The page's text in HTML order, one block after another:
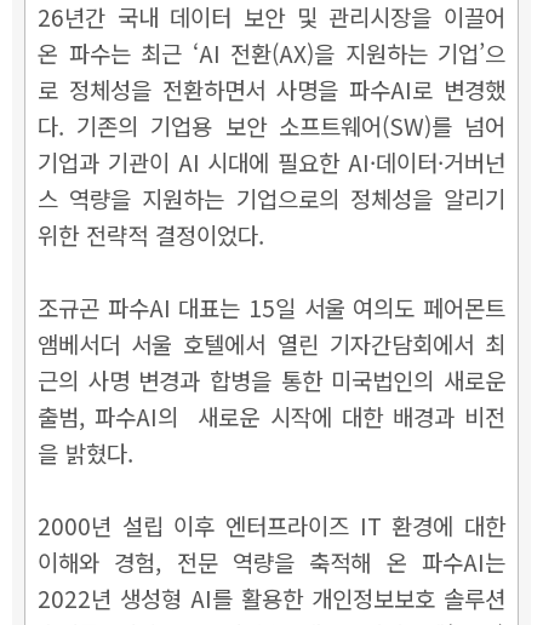
26년간 국내 데이터 보안 및 관리시장을 이끌어
온 파수는 최근 ‘AI 전환(AX)을 지원하는 기업’으
로 정체성을 전환하면서 사명을 파수AI로 변경했
다. 기존의 기업용 보안 소프트웨어(SW)를 넘어
기업과 기관이 AI 시대에 필요한 AI·데이터·거버넌
스 역량을 지원하는 기업으로의 정체성을 알리기
위한 전략적 결정이었다.
조규곤 파수AI 대표는 15일 서울 여의도 페어몬트
앰베서더 서울 호텔에서 열린 기자간담회에서 최
근의 사명 변경과 합병을 통한 미국법인의 새로운
출범, 파수AI의 새로운 시작에 대한 배경과 비전
을 밝혔다.
2000년 설립 이후 엔터프라이즈 IT 환경에 대한
이해와 경험, 전문 역량을 축적해 온 파수AI는
2022년 생성형 AI를 활용한 개인정보보호 솔루션